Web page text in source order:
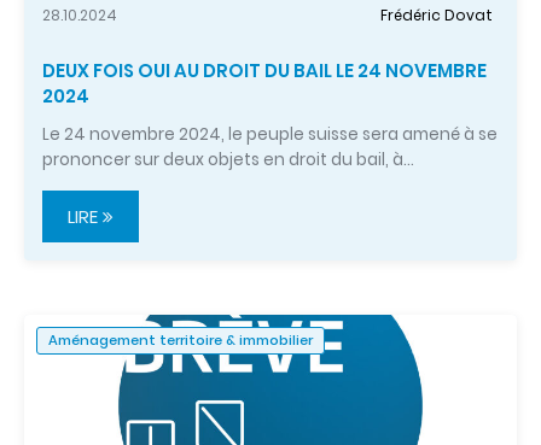
28.10.2024 Frédéric Dovat
DEUX FOIS OUI AU DROIT DU BAIL LE 24 NOVEMBRE
2024
Le 24 novembre 2024, le peuple suisse sera amené à se
prononcer sur deux objets en droit du bail, à…
LIRE
Aménagement territoire & immobilier